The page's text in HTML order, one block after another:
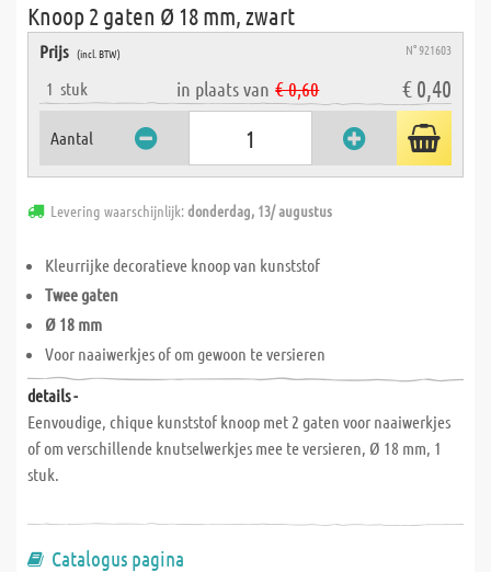
Knoop 2 gaten Ø 18 mm, zwart
Prijs (incl. BTW) N° 921603
1 stuk in plaats van € 0,60 € 0,40
Aantal
Levering waarschijnlijk:donderdag, 13/ augustus
Kleurrijke decoratieve knoop van kunststof
Twee gaten
Ø 18 mm
Voor naaiwerkjes of om gewoon te versieren
details -
Eenvoudige, chique kunststof knoop met 2 gaten voor naaiwerkjes
of om verschillende knutselwerkjes mee te versieren, Ø 18 mm, 1
stuk.
Catalogus pagina